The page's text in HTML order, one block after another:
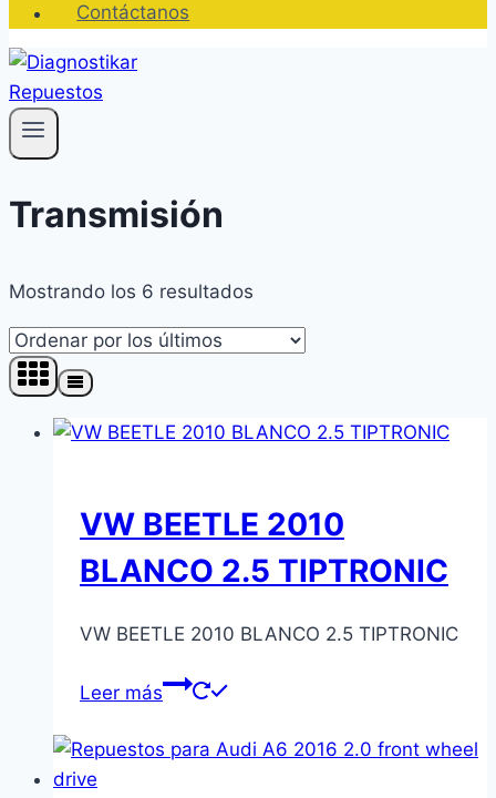
Contáctanos
Transmisión
Mostrando los 6 resultados
los
VW BEETLE 2010
BLANCO 2.5 TIPTRONIC
VW BEETLE 2010 BLANCO 2.5 TIPTRONIC
Leer más